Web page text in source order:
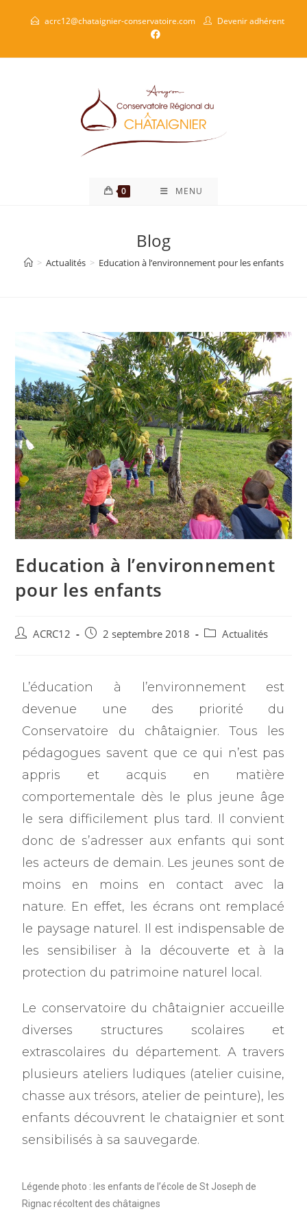
acrc12@chataignier-conservatoire.com Devenir adhérent
0 MENU
Blog
> Actualités > Education à l’environnement pour les enfants
Education à l’environnement
pour les enfants
ACRC12 2 septembre 2018 Actualités
L’éducation à l’environnement est
devenue une des priorité du
Conservatoire du châtaignier. Tous les
pédagogues savent que ce qui n’est pas
appris et acquis en matière
comportementale dès le plus jeune âge
le sera difficilement plus tard. Il convient
donc de s’adresser aux enfants qui sont
les acteurs de demain. Les jeunes sont de
moins en moins en contact avec la
nature. En effet, les écrans ont remplacé
le paysage naturel. Il est indispensable de
les sensibiliser à la découverte et à la
protection du patrimoine naturel local.
Le conservatoire du châtaignier accueille
diverses structures scolaires et
extrascolaires du département. A travers
plusieurs ateliers ludiques (atelier cuisine,
chasse aux trésors, atelier de peinture), les
enfants découvrent le chataignier et sont
sensibilisés à sa sauvegarde.
Légende photo : les enfants de l’école de St Joseph de
Rignac récoltent des châtaignes